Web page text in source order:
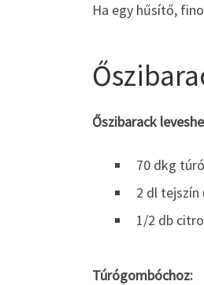
Ha egy hűsítő,
Őszibarack
70 dkg
2 dl tejszín
1/2 db
Túrógombóchoz: